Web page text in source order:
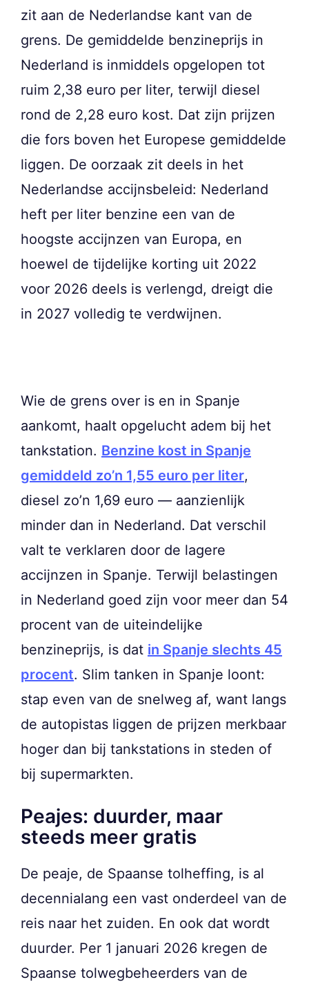
zit aan de Nederlandse kant van de
grens. De gemiddelde benzineprijs in
Nederland is inmiddels opgelopen tot
ruim 2,38 euro per liter, terwijl diesel
rond de 2,28 euro kost. Dat zijn prijzen
die fors boven het Europese gemiddelde
liggen. De oorzaak zit deels in het
Nederlandse accijnsbeleid: Nederland
heft per liter benzine een van de
hoogste accijnzen van Europa, en
hoewel de tijdelijke korting uit 2022
voor 2026 deels is verlengd, dreigt die
in 2027 volledig te verdwijnen.
Wie de grens over is en in Spanje
aankomt, haalt opgelucht adem bij het
tankstation. Benzine kost in Spanje
gemiddeld zo’n 1,55 euro per liter,
diesel zo’n 1,69 euro — aanzienlijk
minder dan in Nederland. Dat verschil
valt te verklaren door de lagere
accijnzen in Spanje. Terwijl belastingen
in Nederland goed zijn voor meer dan 54
procent van de uiteindelijke
benzineprijs, is dat in Spanje slechts 45
procent. Slim tanken in Spanje loont:
stap even van de snelweg af, want langs
de autopistas liggen de prijzen merkbaar
hoger dan bij tankstations in steden of
bij supermarkten.
Peajes: duurder, maar
steeds meer gratis
De peaje, de Spaanse tolheffing, is al
decennialang een vast onderdeel van de
reis naar het zuiden. En ook dat wordt
duurder. Per 1 januari 2026 kregen de
Spaanse tolwegbeheerders van de